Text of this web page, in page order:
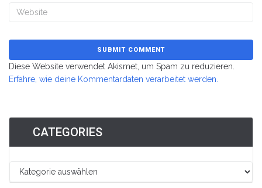
Diese Website verwendet Akismet, um Spam zu reduzieren.
Erfahre, wie deine Kommentardaten verarbeitet werden.
CATEGORIES